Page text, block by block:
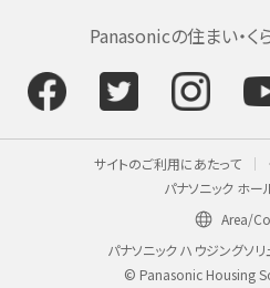
Panasonicの住まい・く
サイトのご利用にあたって
パナソニック ホー
Area/
パナソニック ハウジングソ
© Panasonic Housing